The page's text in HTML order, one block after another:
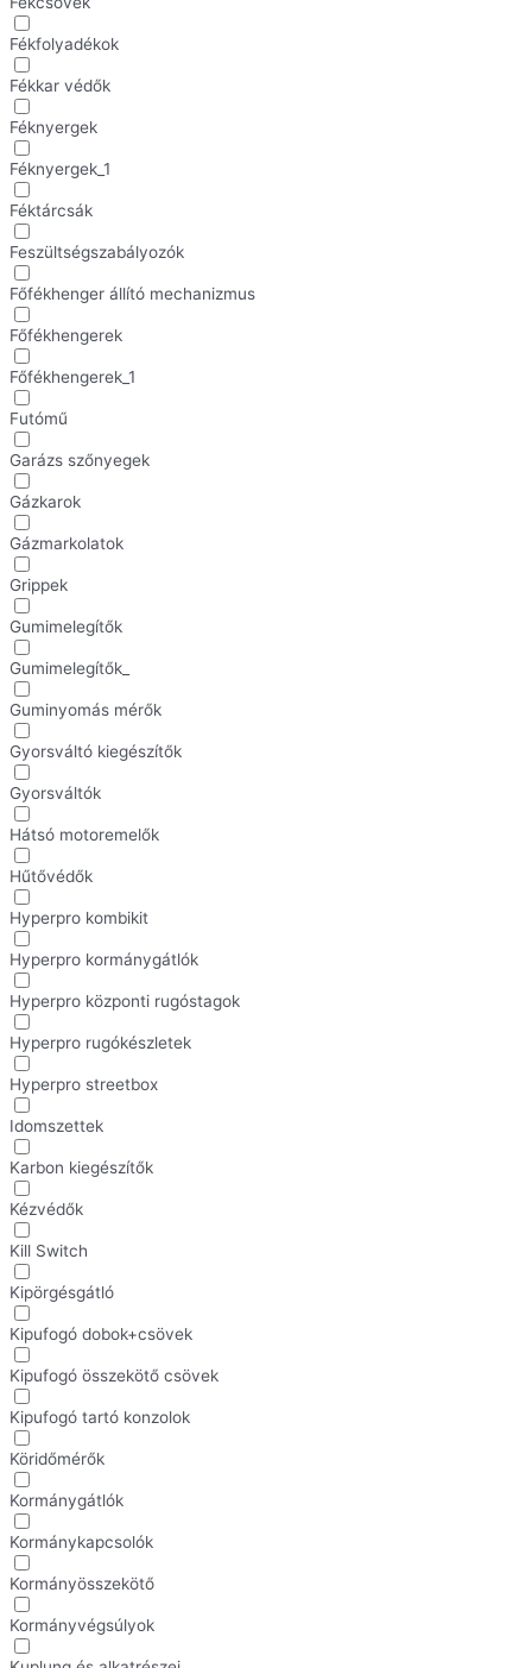
Fékfolyadékok
Fékkar védők
Féknyergek
Féknyergek_1
Féktárcsák
Feszültségszabályozók
Főfékhenger állító mechanizmus
Főfékhengerek
Főfékhengerek_1
Futómű
Garázs szőnyegek
Gázkarok
Gázmarkolatok
Grippek
Gumimelegítők
Gumimelegítők_
Guminyomás mérők
Gyorsváltó kiegészítők
Gyorsváltók
Hátsó motoremelők
Hűtővédők
Hyperpro kombikit
Hyperpro kormánygátlók
Hyperpro központi rugóstagok
Hyperpro rugókészletek
Hyperpro streetbox
Idomszettek
Karbon kiegészítők
Kézvédők
Kill Switch
Kipörgésgátló
Kipufogó dobok+csövek
Kipufogó összekötő csövek
Kipufogó tartó konzolok
Köridőmérők
Kormánygátlók
Kormánykapcsolók
Kormányösszekötő
Kormányvégsúlyok